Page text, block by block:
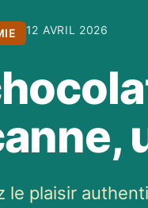
12 AVRIL 2026
le plaisir